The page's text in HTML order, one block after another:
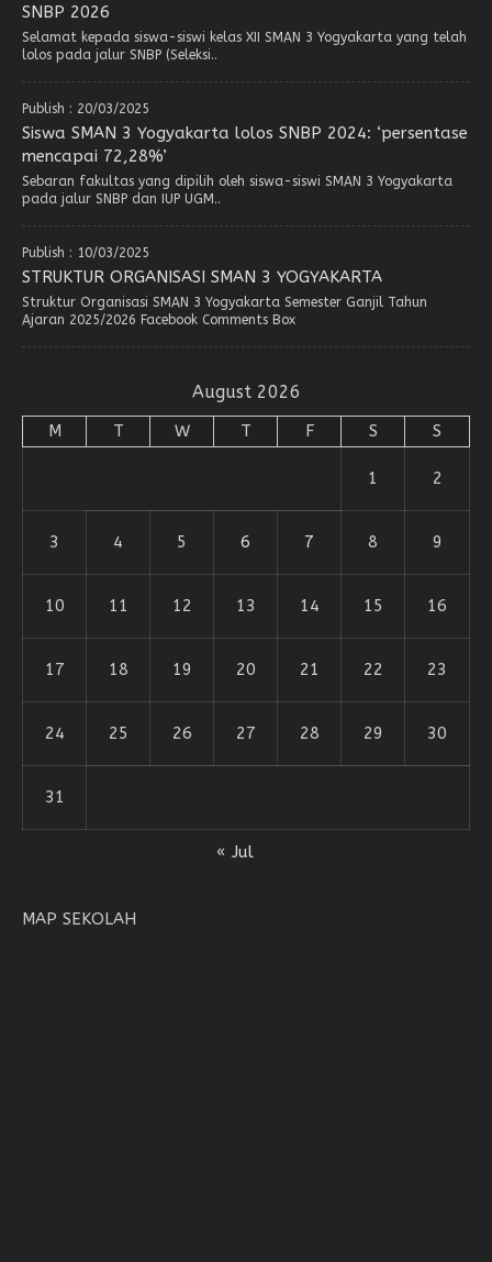
SNBP 2026
Selamat kepada siswa-siswi kelas XII SMAN 3 Yogyakarta yang telah
lolos pada jalur SNBP (Seleksi..
Publish : 20/03/2025
Siswa SMAN 3 Yogyakarta lolos SNBP 2024: ‘persentase
mencapai 72,28%’
Sebaran fakultas yang dipilih oleh siswa-siswi SMAN 3 Yogyakarta
pada jalur SNBP dan IUP UGM..
Publish : 10/03/2025
STRUKTUR ORGANISASI SMAN 3 YOGYAKARTA
Struktur Organisasi SMAN 3 Yogyakarta Semester Ganjil Tahun
Ajaran 2025/2026 Facebook Comments Box
August 2026
M T W T F S S
1 2
3 4 5 6 7 8 9
10 11 12 13 14 15 16
17 18 19 20 21 22 23
24 25 26 27 28 29 30
31
« Jul
MAP SEKOLAH